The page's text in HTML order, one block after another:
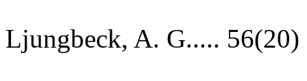
Ljungbeck, A. G..... 56(20)